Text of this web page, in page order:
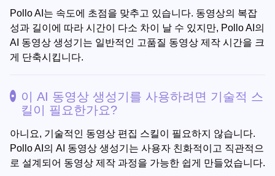
Pollo AI는 속도에 초점을 맞추고 있습니다. 동영상의 복잡
성과 길이에 따라 시간이 다소 차이 날 수 있지만, Pollo AI의
AI 동영상 생성기는 일반적인 고품질 동영상 제작 시간을 크
게 단축시킵니다.
이 AI 동영상 생성기를 사용하려면 기술적 스
킬이 필요한가요?
아니요, 기술적인 동영상 편집 스킬이 필요하지 않습니다.
Pollo AI의 AI 동영상 생성기는 사용자 친화적이고 직관적으
로 설계되어 동영상 제작 과정을 가능한 쉽게 만들었습니다.